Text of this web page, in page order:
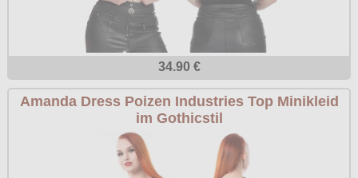
34.90 €
Amanda Dress Poizen Industries Top Minikleid
im Gothicstil